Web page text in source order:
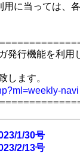
に当っては、
発行機能を利用
します。
navi
1/30号
2/13号